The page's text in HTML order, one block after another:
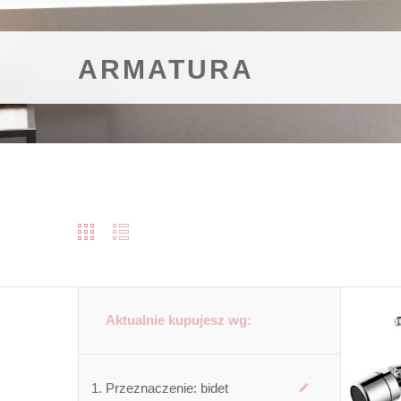
ARMATURA
Aktualnie kupujesz wg:
Przeznaczenie: bidet